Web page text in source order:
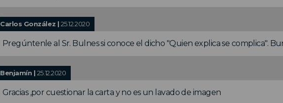
Carlos González | 25.12.2020
Pregúntenle al Sr. Bulnes si conoce el dicho "Quien explica se complica".
Benjamín | 25.12.2020
Gracias ,por cuestionar la carta y no es un lavado de imagen